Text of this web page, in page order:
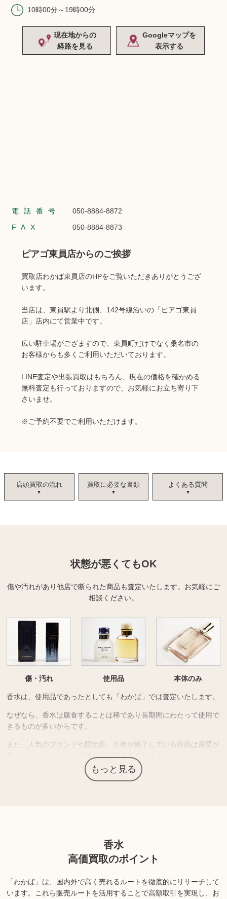
10時00分～19時00分
現在地からの
経路を見る
Googleマップを
表示する
電話番号
050-8884-8872
FAX
050-8884-8873
ピアゴ東員店からのご挨拶
買取店わかば東員店のHPをご覧いただきありがとうござ
います。
当店は、東員駅より北側、142号線沿いの「ピアゴ東員
店」店内にて営業中です。
広い駐車場がござますので、東員町だけでなく桑名市の
お客様からも多くご利用いただいております。
LINE査定や出張買取はもちろん、現在の価格を確かめる
無料査定も行っておりますので、お気軽にお立ち寄り下
さいませ。
※ご予約不要でご利用いただけます。
店頭買取の流れ 買取に必要な書類 よくある質問
状態が悪くてもOK
傷や汚れがあり他店で断られた商品も査定いたします。 お気軽にご
相談ください。
傷・汚れ 使用品 本体のみ
香水は、使用品であったとしても「わかば」では査定いたします。
なぜなら、香水は腐食することは稀であり長期間にわたって使用で
きるものが多いからです。
また、人気のブランドや限定品、生産が終了している商品は需要が
高く、ボトルだけでも価値がある場合もあります。
ライフスタイルや趣向の変化などで使わずに保管している香水があ
商品の状態や内容によっては、お買取できない場合がございま
す。詳しくは店舗までお問い合わせください。
もっと見る
香水
高価買取のポイント
「わかば」は、国内外で高く売れるルートを徹底的にリサーチして
います。 これら販売ルートを活用することで高額取引を実現し、お